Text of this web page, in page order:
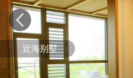
近海别墅